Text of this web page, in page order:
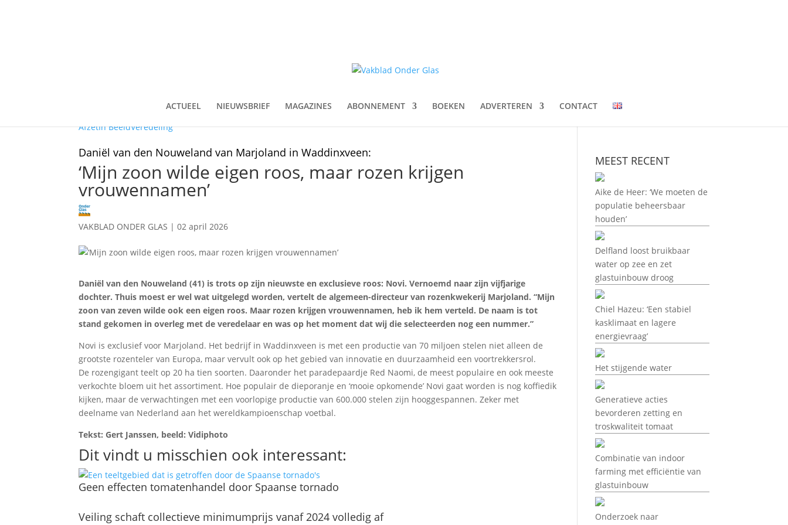
ACTUEEL NIEUWSBRIEF MAGAZINES ABONNEMENT BOEKEN ADVERTEREN
CONTACT
AfzetIn BeeldVeredeling
Daniël van den Nouweland van Marjoland in Waddinxveen:
‘Mijn zoon wilde eigen roos, maar rozen krijgen
vrouwennamen’
VAKBLAD ONDER GLAS |02 april 2026
Daniël van den Nouweland (41) is trots op zijn nieuwste en exclusieve roos: Novi. Vernoemd naar zijn vijfjarige
dochter. Thuis moest er wel wat uitgelegd worden, vertelt de algemeen-directeur van rozenkwekerij Marjoland. “Mijn
zoon van zeven wilde ook een eigen roos. Maar rozen krijgen vrouwennamen, heb ik hem verteld. De naam is tot
stand gekomen in overleg met de veredelaar en was op het moment dat wij die selecteerden nog een nummer.”
Novi is exclusief voor Marjoland. Het bedrijf in Waddinxveen is met een productie van 70 miljoen stelen niet alleen de
grootste rozenteler van Europa, maar vervult ook op het gebied van innovatie en duurzaamheid een voortrekkersrol.
De rozengigant teelt op 20 ha tien soorten. Daaronder het paradepaardje Red Naomi, de meest populaire en ook meeste
verkochte bloem uit het assortiment. Hoe populair de dieporanje en ‘mooie opkomende’ Novi gaat worden is nog koffiedik
kijken, maar de verwachtingen met een voorlopige productie van 600.000 stelen zijn hooggespannen. Zeker met
deelname van Nederland aan het wereldkampioenschap voetbal.
Tekst: Gert Janssen, beeld: Vidiphoto
Dit vindt u misschien ook interessant:
Geen effecten tomatenhandel door Spaanse tornado
Veiling schaft collectieve minimumprijs vanaf 2024 volledig af
MEEST RECENT
Aike de Heer: ‘We moeten de
populatie beheersbaar
houden’
Delfland loost bruikbaar
water op zee en zet
glastuinbouw droog
Chiel Hazeu: ‘Een stabiel
kasklimaat en lagere
energievraag’
Het stijgende water
Generatieve acties
bevorderen zetting en
troskwaliteit tomaat
Combinatie van indoor
farming met efficiëntie van
glastuinbouw
Onderzoek naar